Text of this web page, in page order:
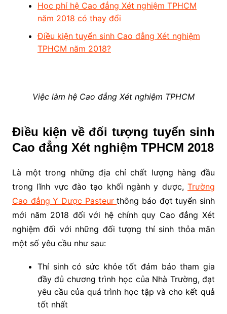
Học phí hệ Cao đẳng Xét nghiệm TPHCM
năm 2018 có thay đổi
Điều kiện tuyển sinh Cao đẳng Xét nghiệm
TPHCM năm 2018?
Việc làm hệ Cao đẳng Xét nghiệm TPHCM
Điều kiện về đối tượng tuyển sinh
Cao đẳng Xét nghiệm TPHCM 2018
Là một trong những địa chỉ chất lượng hàng đầu
trong lĩnh vực đào tạo khối ngành y dược,Trường
Cao đẳng Y Dược Pasteurthông báo đợt tuyển sinh
mới năm 2018 đối với hệ chính quy Cao đẳng Xét
nghiệm đối với những đối tượng thí sinh thỏa mãn
một số yêu cầu như sau:
Thí sinh có sức khỏe tốt đảm bảo tham gia
đầy đủ chương trình học của Nhà Trường, đạt
yêu cầu của quá trình học tập và cho kết quả
tốt nhất